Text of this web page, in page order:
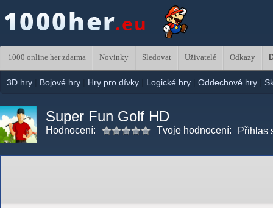
1000 online her zdarma Novinky Sledovat Uživatelé Odkazy
3D hry Bojové hry Hry pro dívky Logické hry Oddechové hry
Super Fun Golf HD
Hodnocení: Tvoje hodnocení: Přihlas